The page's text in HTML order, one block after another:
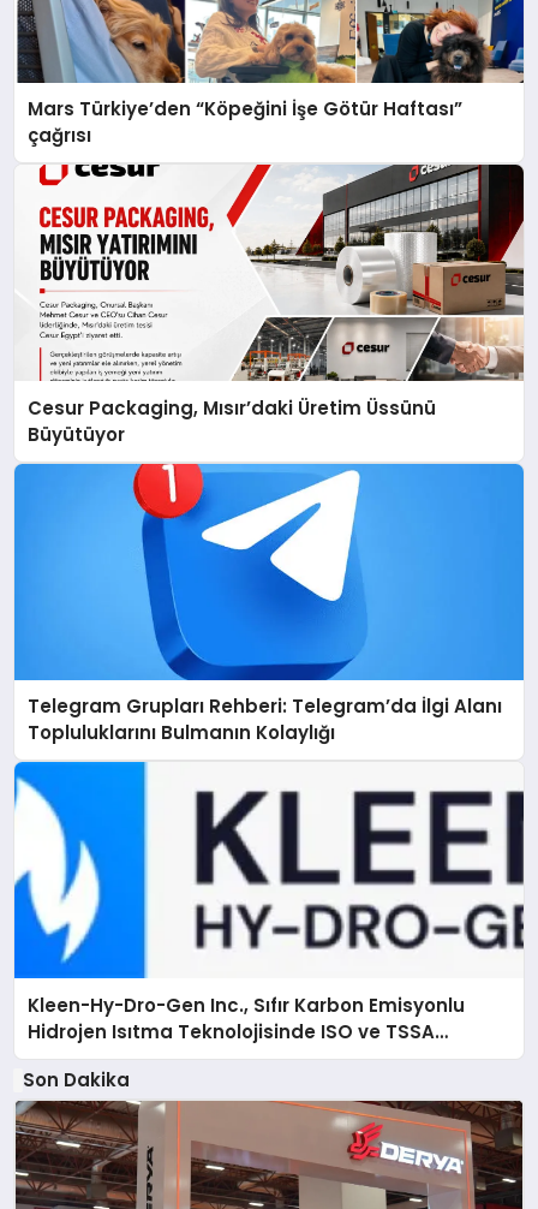
Mars Türkiye’den “Köpeğini İşe Götür Haftası”
çağrısı
Cesur Packaging, Mısır’daki Üretim Üssünü
Büyütüyor
Telegram Grupları Rehberi: Telegram’da İlgi Alanı
Topluluklarını Bulmanın Kolaylığı
Kleen-Hy-Dro-Gen Inc., Sıfır Karbon Emisyonlu
Hidrojen Isıtma Teknolojisinde ISO ve TSSA
Düzenleyici Onaylarını Aldı
Son Dakika